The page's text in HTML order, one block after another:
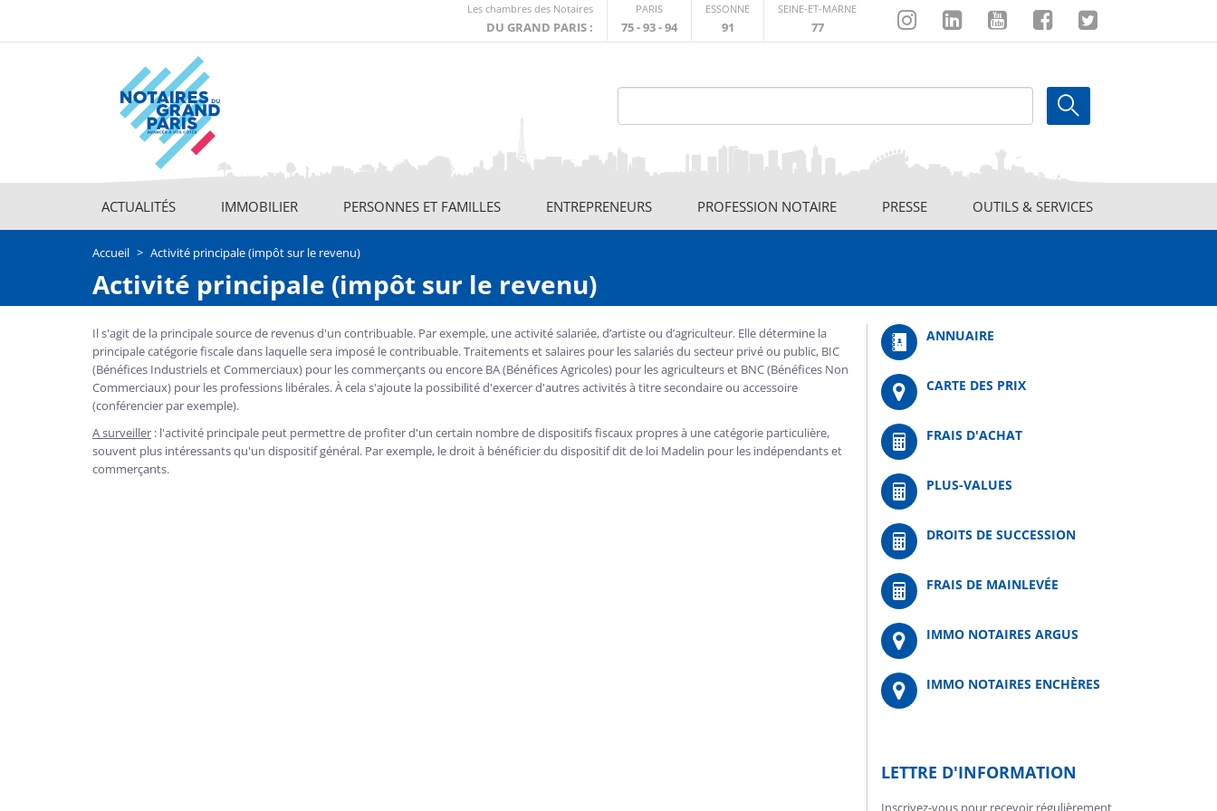
contenu
Les chambres des Notaires
DU GRAND PARIS :
externe
PARIS
75 - 93 - 94
ESSONNE
91
SEINE-ET-MARNE
77
InstagramLinkedinYoutubeFacebookTwitter
navigation
ACTUALITÉS IMMOBILIER PERSONNES ET FAMILLES ENTREPRENEURS PROFESSION NOTAIRE PRESSE OUTILS & SERVICES
Accueil Activité principale (impôt sur le revenu)
Activité principale (impôt sur le revenu)
Il s'agit de la principale source de revenus d'un contribuable. Par exemple, une activité salariée, d’artiste ou d’agriculteur. Elle détermine la
principale catégorie fiscale dans laquelle sera imposé le contribuable. Traitements et salaires pour les salariés du secteur privé ou public, BIC
(Bénéfices Industriels et Commerciaux) pour les commerçants ou encore BA (Bénéfices Agricoles) pour les agriculteurs et BNC (Bénéfices Non
Commerciaux) pour les professions libérales. À cela s'ajoute la possibilité d'exercer d'autres activités à titre secondaire ou accessoire
(conférencier par exemple).
A surveiller : l'activité principale peut permettre de profiter d'un certain nombre de dispositifs fiscaux propres à une catégorie particulière,
souvent plus intéressants qu'un dispositif général. Par exemple, le droit à bénéficier du dispositif dit de loi Madelin pour les indépendants et
commerçants.
ANNUAIRE
CARTE DES PRIX
FRAIS D'ACHAT
PLUS-VALUES
DROITS DE SUCCESSION
FRAIS DE MAINLEVÉE
IMMO NOTAIRES ARGUS
IMMO NOTAIRES ENCHÈRES
LETTRE D'INFORMATION
Inscrivez-vous pour recevoir régulièrement